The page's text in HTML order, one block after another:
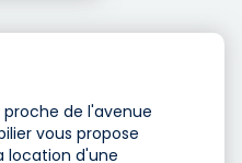
proche de l'avenue
vous propose
location d'une